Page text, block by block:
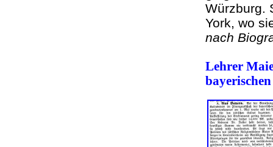
Würzburg.
York, wo
nach
Lehrer